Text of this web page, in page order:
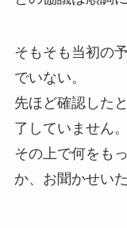
そもそも当初の
でいない。
先ほど確認した
了していません。
その上で何をも
か、お聞かせい